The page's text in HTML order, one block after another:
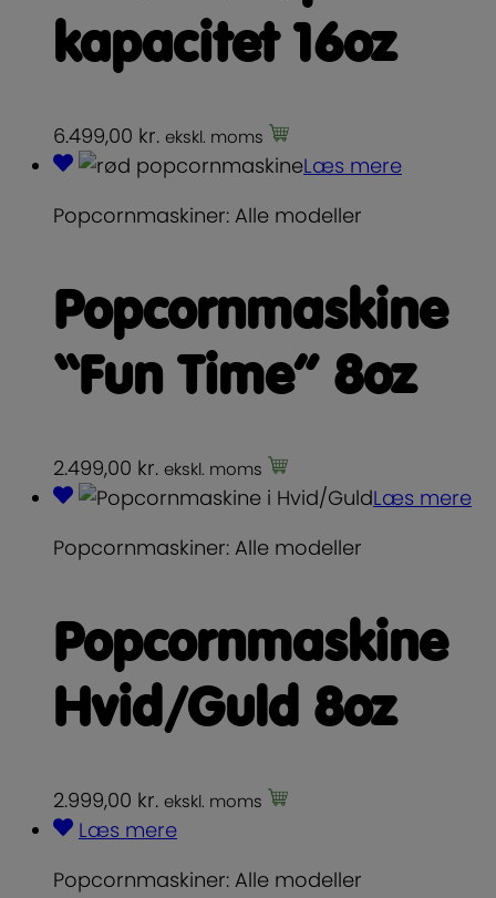
kapacitet 16oz
6.499,00 kr. ekskl. moms
Læs mere
Popcornmaskiner: Alle modeller
Popcornmaskine
“Fun Time” 8oz
2.499,00 kr. ekskl. moms
Læs mere
Popcornmaskiner: Alle modeller
Popcornmaskine
Hvid/Guld 8oz
2.999,00 kr. ekskl. moms
Læs mere
Popcornmaskiner: Alle modeller